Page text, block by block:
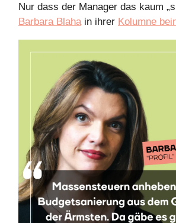
Nur dass der Manager das kaum
Barbara Blahain ihrer Kolumne